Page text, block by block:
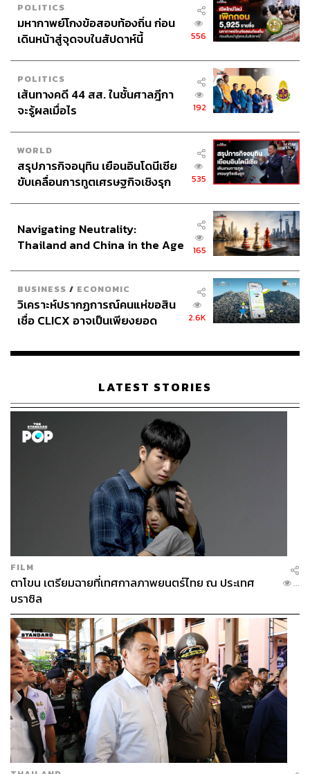
POLITICS
มหากาพย์โกงข้อสอบท้องถิ่น ก่อน
เดินหน้าสู่จุดจบในสัปดาห์นี้
556
POLITICS
เส้นทางคดี 44 สส. ในชั้นศาลฎีกา
จะรู้ผลเมื่อไร
192
WORLD
สรุปภารกิจอนุทิน เยือนอินโดนีเซีย
ขับเคลื่อนการทูตเศรษฐกิจเชิงรุก
535
Navigating Neutrality:
Thailand and China in the Age
165
BUSINESS / ECONOMIC
วิเคราะห์ปรากฏการณ์คนแห่ขอสิน
เชื่อ CLICX อาจเป็นเพียงยอด
เรือนไทยที่ถูกซุกไว้
2.6K
LATEST STORIES
FILM
ตาโขน เตรียมฉายที่เทศกาลภาพยนตร์ไทย ณ ประเทศ
บราซิล
...